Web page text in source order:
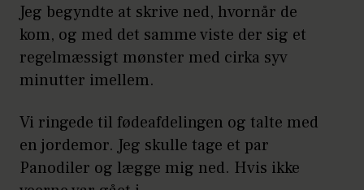
Jeg begyndte at skrive ned, hvornår de
kom, og med det samme viste der sig et
regelmæssigt mønster med cirka syv
minutter imellem.
Vi ringede til fødeafdelingen og talte med
en jordemor. Jeg skulle tage et par
Panodiler og lægge mig ned. Hvis ikke